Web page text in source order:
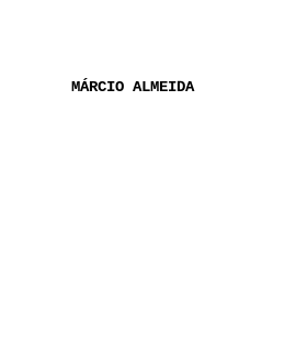
MÁRCIO ALMEIDA